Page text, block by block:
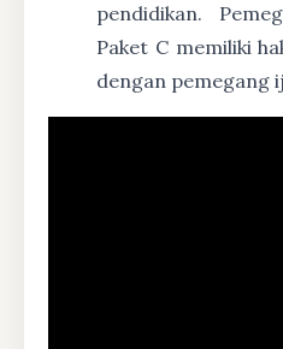
pendidikan.
Paket C memiliki
dengan pemegang